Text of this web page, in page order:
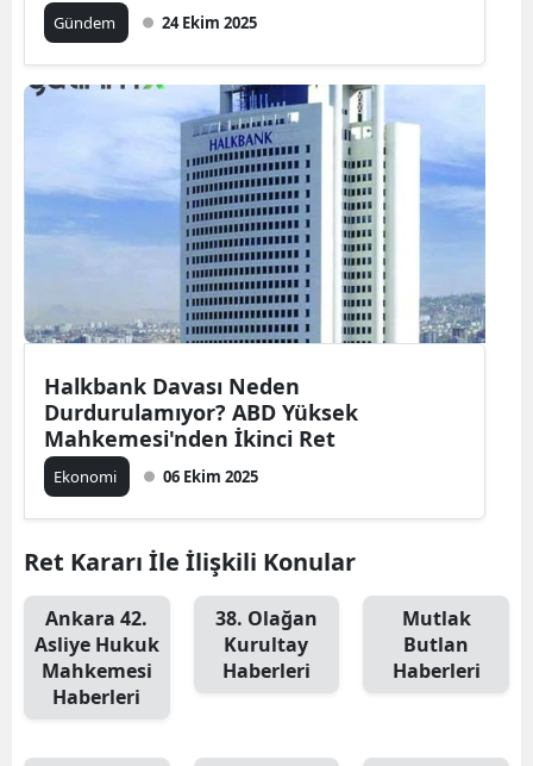
Gündem 24 Ekim 2025
Halkbank Davası Neden
Durdurulamıyor? ABD Yüksek
Mahkemesi'nden İkinci Ret
Ekonomi 06 Ekim 2025
Ret Kararı İle İlişkili Konular
Ankara 42.
Asliye Hukuk
Mahkemesi
Haberleri
38. Olağan
Kurultay
Haberleri
Mutlak
Butlan
Haberleri